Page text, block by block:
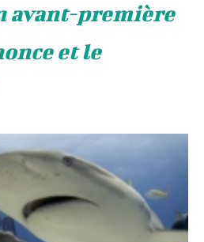
avant-première
et le